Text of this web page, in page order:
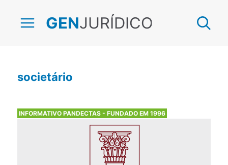
GENJURÍDICO
societário
INFORMATIVO PANDECTAS - FUNDADO EM 1996